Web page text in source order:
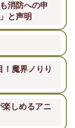
消防への申
と声明
！魔界ノりり
楽しめるアニ